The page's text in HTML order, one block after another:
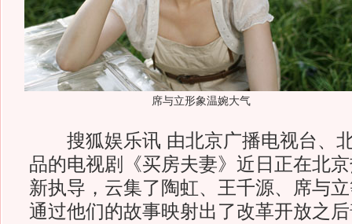
席与立形象温婉大气
搜狐娱乐讯 由北京广播电视台、
品的电视剧《买房夫妻》近日正在北
新执导，云集了陶虹、王千源、席与
通过他们的故事映射出了改革开放之